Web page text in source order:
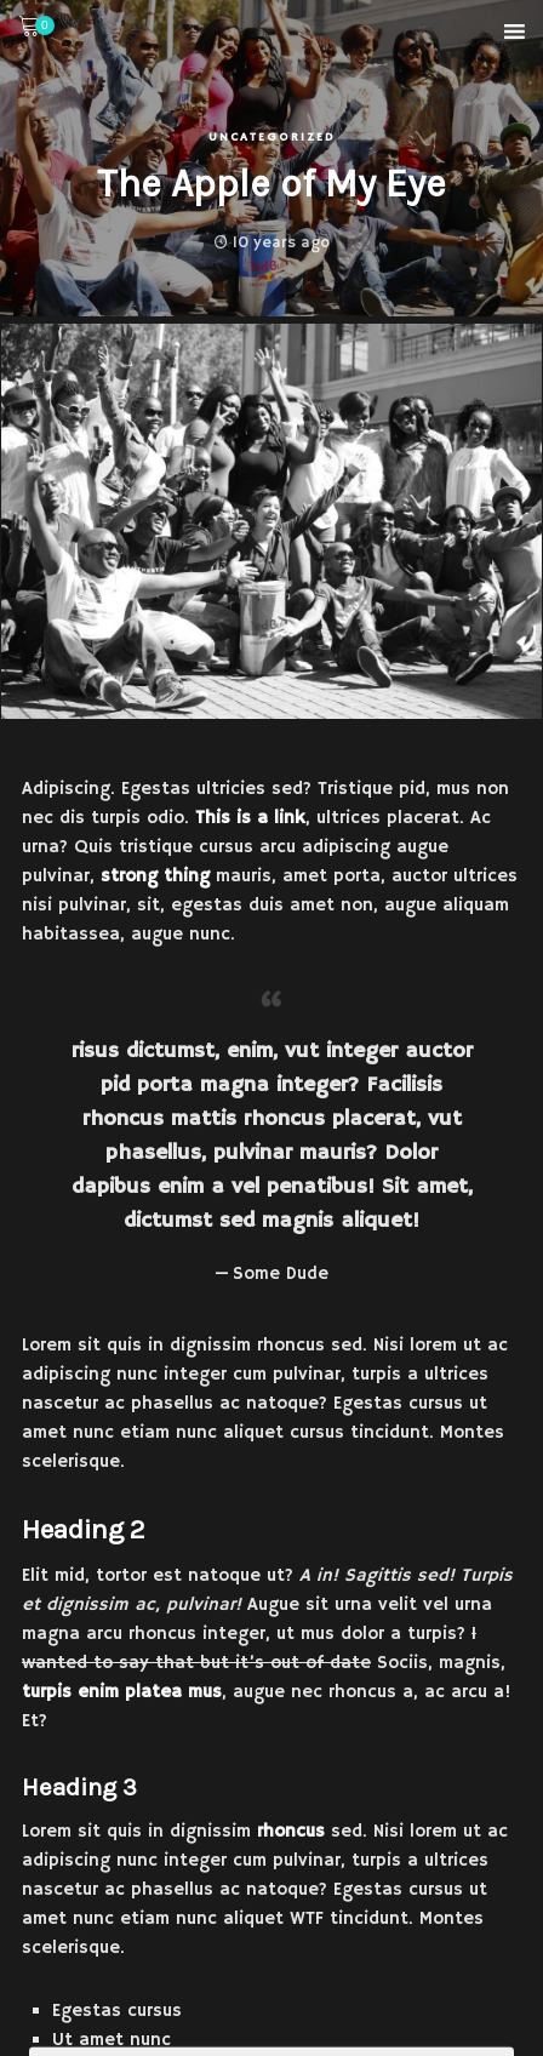
0
UNCATEGORIZED
The Apple of My Eye
10 years ago
Adipiscing. Egestas ultricies sed? Tristique pid, mus non
nec dis turpis odio. This is a link, ultrices placerat. Ac
urna? Quis tristique cursus arcu adipiscing augue
pulvinar, strong thingmauris, amet porta, auctor ultrices
nisi pulvinar, sit, egestas duis amet non, augue aliquam
habitassea, augue nunc.
risus dictumst, enim, vut integer auctor
pid porta magna integer? Facilisis
rhoncus mattis rhoncus placerat, vut
phasellus, pulvinar mauris? Dolor
dapibus enim a vel penatibus! Sit amet,
dictumst sed magnis aliquet!
Some Dude
Lorem sit quis in dignissim rhoncus sed. Nisi lorem ut ac
adipiscing nunc integer cum pulvinar, turpis a ultrices
nascetur ac phasellus ac natoque? Egestas cursus ut
amet nunc etiam nunc aliquet cursus tincidunt. Montes
scelerisque.
Heading 2
Elit mid, tortor est natoque ut? A in! Sagittis sed! Turpis
et dignissim ac, pulvinar!Augue sit urna velit vel urna
magna arcu rhoncus integer, ut mus dolor a turpis? I
wanted to say that but it’s out of dateSociis, magnis,
turpis enim platea mus, augue nec rhoncus a, ac arcu a!
Et?
Heading 3
Lorem sit quis in dignissim rhoncussed. Nisi lorem ut ac
adipiscing nunc integer cum pulvinar, turpis a ultrices
nascetur ac phasellus ac natoque? Egestas cursus ut
amet nunc etiam nunc aliquet WTFtincidunt. Montes
scelerisque.
Egestas cursus
Ut amet nunc